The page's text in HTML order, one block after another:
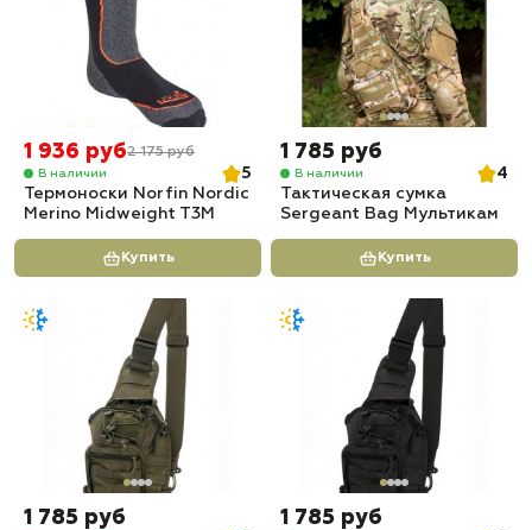
1 936 руб2 175 руб
В наличии
5
Термоноски Norfin Nordic
Merino Midweight T3M
Купить
1 785 руб
В наличии
4
Тактическая сумка
Sergeant Bag Мультикам
Купить
1 785 руб 1 785 руб